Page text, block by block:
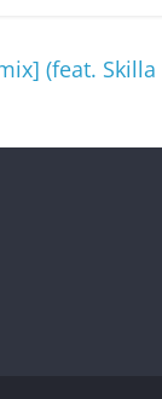
(feat. Skilla